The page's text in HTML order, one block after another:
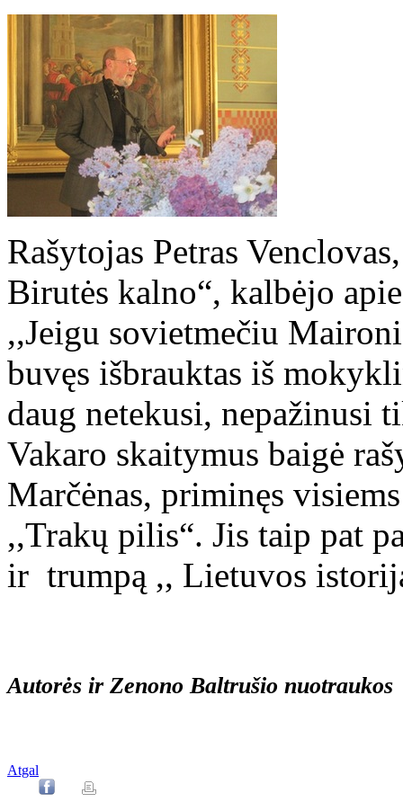
Rašytojas Petras
Birutės kalno“, kalbėjo
,,Jeigu sovietmečiu
buvęs išbrauktas iš
daug netekusi, nepažinusi
Vakaro skaitymus baigė
Marčėnas, priminęs
,,Trakų pilis“. Jis taip pat
ir trumpą ,, Lietuvos
Autorės ir Zenono Baltrušio nuotraukos
Atgal